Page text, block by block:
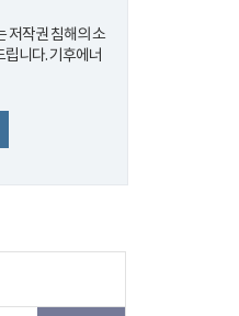
저작권 침해의 소
립니다. 기후에너